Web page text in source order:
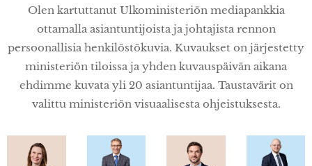
Olen kartuttanut Ulkoministeriön mediapankkia
ottamalla asiantuntijoista ja johtajista rennon
persoonallisia henkilöstökuvia. Kuvaukset on järjestetty
ministeriön tiloissa ja yhden kuvauspäivän aikana
ehdimme kuvata yli 20 asiantuntijaa. Taustavärit on
valittu ministeriön visuaalisesta ohjeistuksesta.